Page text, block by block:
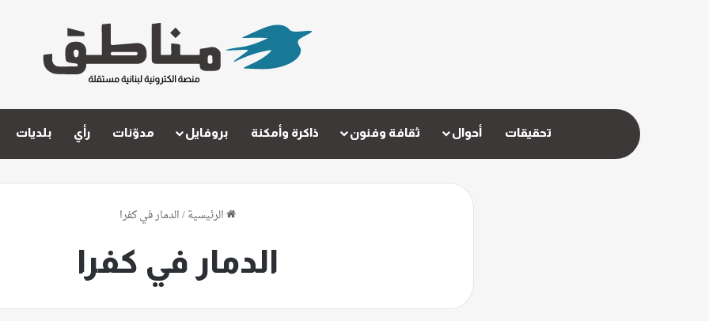
تحقيقات أحوال ثقافة وفنون ذاكرة وأمكنة بروفايل مدوّنات رأي بلديات
الرئيسية/الدمار في كفرا
الدمار في كفرا